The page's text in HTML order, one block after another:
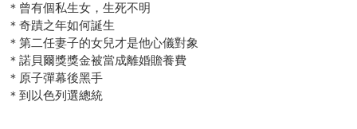
＊曾有個私生女，生死不明
＊奇蹟之年如何誕生
＊第二任妻子的女兒才是他心儀對象
＊諾貝爾獎獎金被當成離婚贍養費
＊原子彈幕後黑手
＊到以色列選總統